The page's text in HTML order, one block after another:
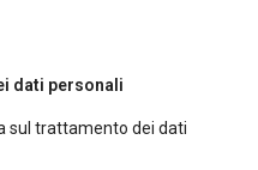
dati personali
sul trattamento dei dati